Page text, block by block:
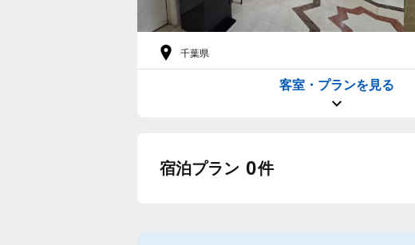
千葉県
客室・プランを見る
宿泊プラン 0件